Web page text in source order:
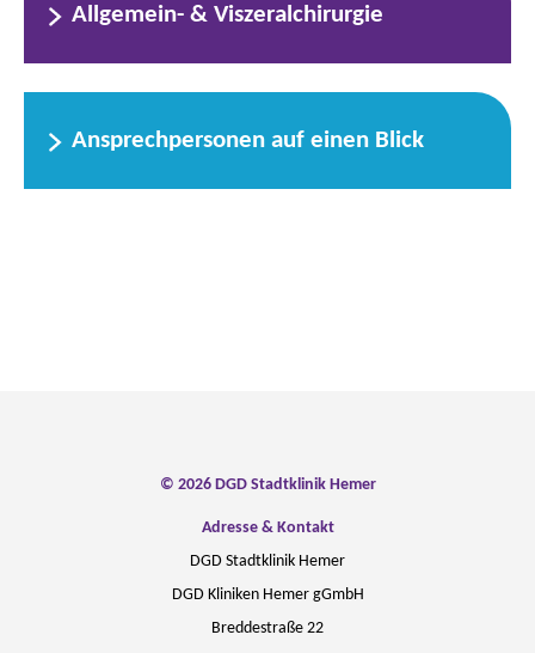
Allgemein- & Viszeralchirurgie
Ansprechpersonen auf einen Blick
© 2026 DGD Stadtklinik Hemer
Adresse & Kontakt
DGD Stadtklinik Hemer
DGD Kliniken Hemer gGmbH
Breddestraße 22